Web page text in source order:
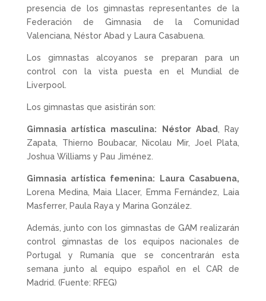
presencia de los gimnastas representantes de la
Federación de Gimnasia de la Comunidad
Valenciana, Néstor Abad y Laura Casabuena.
Los gimnastas alcoyanos se preparan para un
control con la vista puesta en el Mundial de
Liverpool.
Los gimnastas que asistirán son:
Gimnasia artística masculina: Néstor Abad
, Ray
Zapata, Thierno Boubacar, Nicolau Mir, Joel Plata,
Joshua Williams y Pau Jiménez.
Gimnasia artística femenina:
Laura Casabuena,
Lorena Medina, Maia Llacer, Emma Fernández, Laia
Masferrer, Paula Raya y Marina González.
Además, junto con los gimnastas de GAM realizarán
control gimnastas de los equipos nacionales de
Portugal y Rumanía que se concentrarán esta
semana junto al equipo español en el CAR de
Madrid. (Fuente: RFEG)